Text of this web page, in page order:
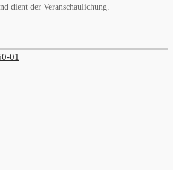
dient der Veranschaulichung.